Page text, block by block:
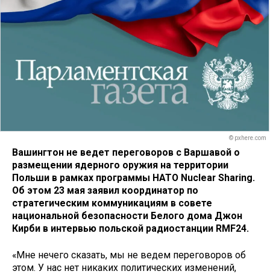
© pxhere.com
Вашингтон не ведет переговоров с Варшавой о
размещении ядерного оружия на территории
Польши в рамках программы НАТО Nuclear Sharing.
Об этом 23 мая заявил координатор по
стратегическим коммуникациям в совете
национальной безопасности Белого дома Джон
Кирби в интервью польской радиостанции RMF24.
«Мне нечего сказать, мы не ведем переговоров об
этом. У нас нет никаких политических изменений,